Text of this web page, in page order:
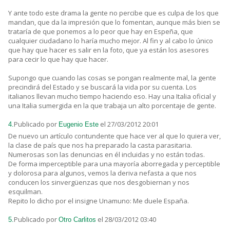
Y ante todo este drama la gente no percibe que es culpa de los que
mandan, que da la impresión que lo fomentan, aunque más bien se
trataría de que ponemos a lo peor que hay en Espeña, que
cualquier ciudadano lo haría mucho mejor. Al fin y al cabo lo único
que hay que hacer es salir en la foto, que ya están los asesores
para cecir lo que hay que hacer.
Supongo que cuando las cosas se pongan realmente mal, la gente
precindirá del Estado y se buscará la vida por su cuenta. Los
italianos llevan mucho tiempo haciendo eso. Hay una Italia oficial y
una Italia sumergida en la que trabaja un alto porcentaje de gente.
4.Publicado por Eugenio Este el 27/03/2012 20:01
De nuevo un artículo contundente que hace ver al que lo quiera ver,
la clase de país que nos ha preparado la casta parasitaria.
Numerosas son las denuncias en él incluidas y no están todas.
De forma imperceptible para una mayoría aborregada y perceptible
y dolorosa para algunos, vemos la deriva nefasta a que nos
conducen los sinvergüenzas que nos desgobiernan y nos
esquilman.
Repito lo dicho por el insigne Unamuno: Me duele España.
5.Publicado por Otro Carlitos el 28/03/2012 03:40